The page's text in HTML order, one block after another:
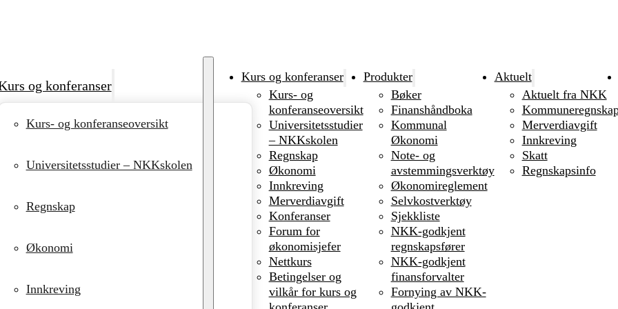
og konferanser
Kurs- og konferanseoversikt
Universitetsstudier – NKKskolen
Regnskap
Økonomi
Innkreving
Kurs og konferanser
Kurs- og
konferanseoversikt
Universitetsstudier
– NKKskolen
Regnskap
Økonomi
Innkreving
Merverdiavgift
Konferanser
Forum for
økonomisjefer
Nettkurs
Betingelser og
vilkår for kurs og
Produkter
Bøker
Finanshåndboka
Kommunal
Økonomi
Note- og
avstemmingsverktøy
Økonomireglement
Selvkostverktøy
Sjekkliste
NKK-godkjent
regnskapsfører
NKK-godkjent
finansforvalter
Fornying av NKK-
Aktuelt
Aktuelt fra NKK
Merverdiavgift
Innkreving
Skatt
Regnskapsinfo